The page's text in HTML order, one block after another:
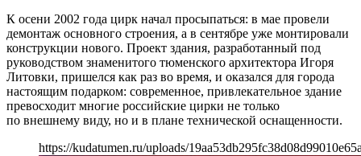
К осени 2002 года цирк начал просыпаться: в мае провели
демонтаж основного строения, а в сентябре уже монтировали
конструкции нового. Проект здания, разработанный под
руководством знаменитого тюменского архитектора Игоря
Литовки, пришелся как раз во время, и оказался для города
настоящим подарком: современное, привлекательное здание
превосходит многие российские цирки не только
по внешнему виду, но и в плане технической оснащенности.
https://kudatumen.ru/uploads/